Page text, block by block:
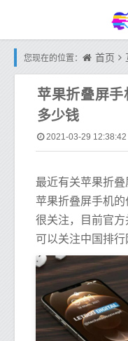
您现在的位置： 首页
苹果折叠屏
多少钱
2021-03-29 12:38:42
最近有关苹果折
苹果折叠屏手机
很关注，目前官
可以关注中国排行